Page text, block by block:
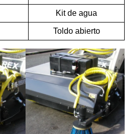
Kit de agua
Toldo abierto